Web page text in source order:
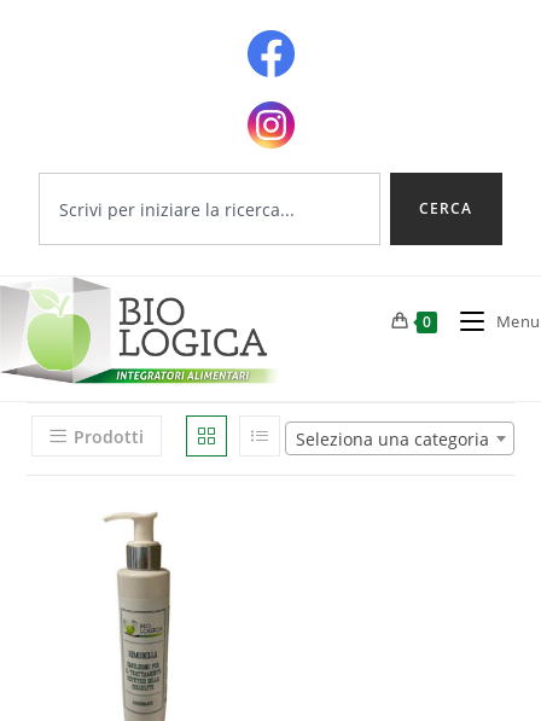
CERCA
0 Menu
Seleziona una categoria
Prodotti